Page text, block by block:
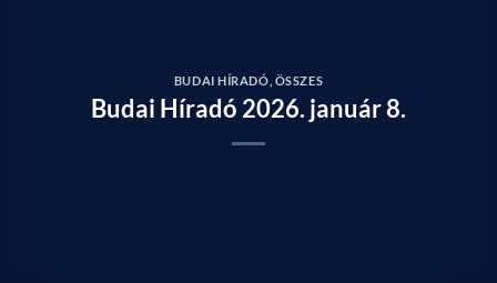
BUDAI HÍRADÓ ÖSSZES
Budai Híradó 2026. január 8.